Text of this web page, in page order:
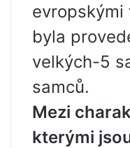
evropskými
byla
velkých-5
samců.
Mezi
kterými